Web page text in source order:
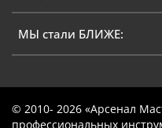
МЫ стали БЛИЖЕ:
© 2010- 2026 «Арсенал
профессиональных